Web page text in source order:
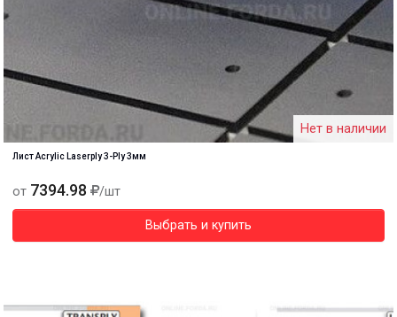
Нет в наличии
Лист Acrylic Laserply 3-Ply 3мм
от 7394.98 /шт
Выбрать и купить